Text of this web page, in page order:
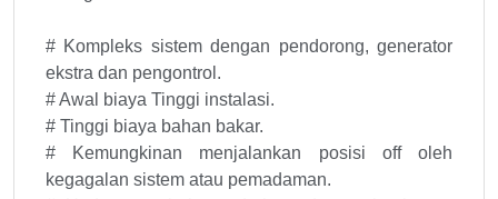
# Kompleks sistem dengan pendorong, generator
ekstra dan pengontrol.
# Awal biaya Tinggi instalasi.
# Tinggi biaya bahan bakar.
# Kemungkinan menjalankan posisi off oleh
kegagalan sistem atau pemadaman.